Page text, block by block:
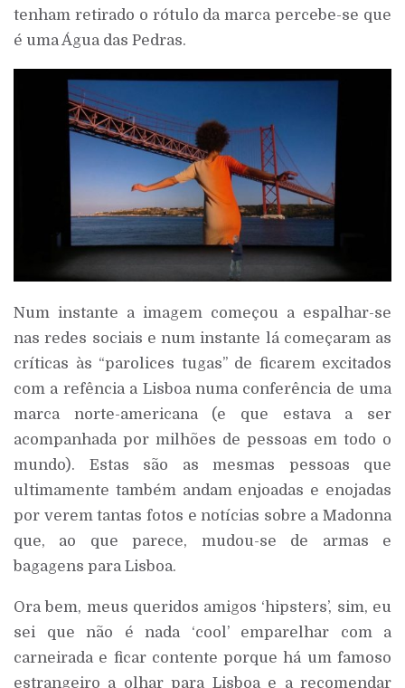
tenham retirado o rótulo da marca percebe-se que
é uma Água das Pedras.
Num instante a imagem começou a espalhar-se
nas redes sociais e num instante lá começaram as
críticas às “parolices tugas” de ficarem excitados
com a refência a Lisboa numa conferência de uma
marca norte-americana (e que estava a ser
acompanhada por milhões de pessoas em todo o
mundo). Estas são as mesmas pessoas que
ultimamente também andam enjoadas e enojadas
por verem tantas fotos e notícias sobre a Madonna
que, ao que parece, mudou-se de armas e
bagagens para Lisboa.
Ora bem, meus queridos amigos ‘hipsters’, sim, eu
sei que não é nada ‘cool’ emparelhar com a
carneirada e ficar contente porque há um famoso
estrangeiro a olhar para Lisboa e a recomendar